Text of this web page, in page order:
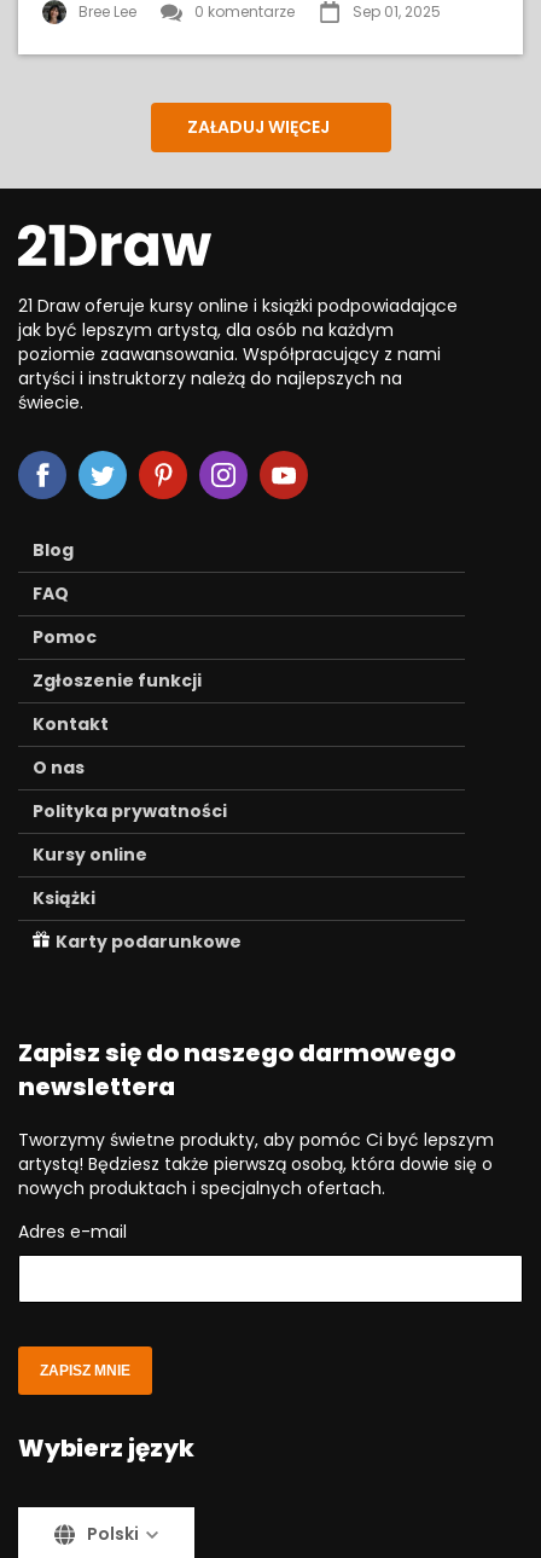
Bree Lee 0 komentarze Sep 01, 2025
ZAŁADUJ WIĘCEJ
21 Draw oferuje kursy online i książki podpowiadające
jak być lepszym artystą, dla osób na każdym
poziomie zaawansowania. Współpracujący z nami
artyści i instruktorzy należą do najlepszych na
świecie.
Blog
FAQ
Pomoc
Zgłoszenie funkcji
Kontakt
O nas
Polityka prywatności
Kursy online
Książki
Karty podarunkowe
Zapisz się do naszego darmowego
newslettera
Tworzymy świetne produkty, aby pomóc Ci być lepszym
artystą! Będziesz także pierwszą osobą, która dowie się o
nowych produktach i specjalnych ofertach.
Adres e-mail
ZAPISZ MNIE
Wybierz język
Polski